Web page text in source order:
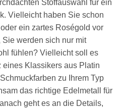
Stoffauswahl für ein
Vielleicht haben Sie schon
ein zartes Roségold vor
werden sich nur mit
fühlen? Vielleicht soll es
Klassikers aus Platin
zu Ihrem Typ
das richtige Edelmetall für
geht es an die Details,